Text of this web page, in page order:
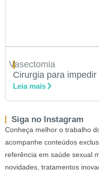
Vasectomia
Cirurgia para
Leia mais
Siga no Instagram
Conheça melhor o trabalho
acompanhe conteúdos
referência em saúde sexual
novidades, tratamentos